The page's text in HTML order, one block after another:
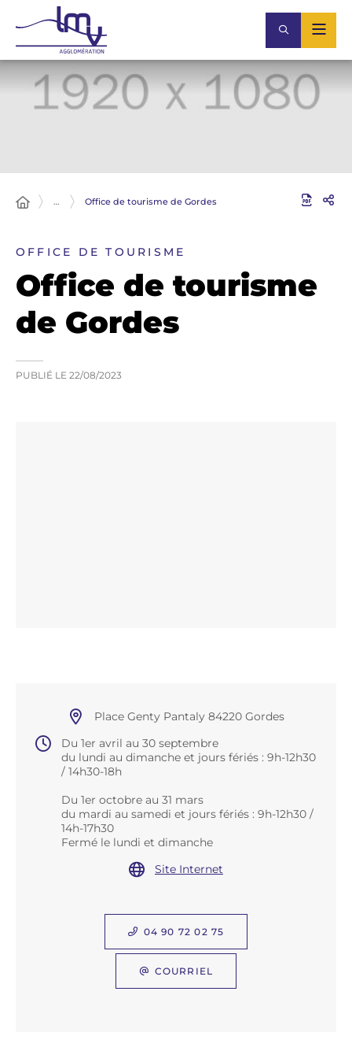
… Office de tourisme de Gordes
OFFICE DE TOURISME
Office de tourisme
de Gordes
PUBLIÉ LE 22/08/2023
Place Genty Pantaly 84220 Gordes
Du 1er avril au 30 septembre
du lundi au dimanche et jours fériés : 9h-12h30
/ 14h30-18h
Du 1er octobre au 31 mars
du mardi au samedi et jours fériés : 9h-12h30 /
14h-17h30
Fermé le lundi et dimanche
Site Internet
04 90 72 02 75
COURRIEL